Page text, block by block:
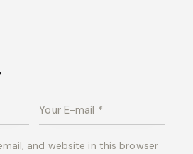
and website in this browser